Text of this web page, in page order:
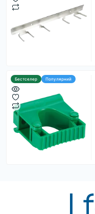
Бестселер Популярний